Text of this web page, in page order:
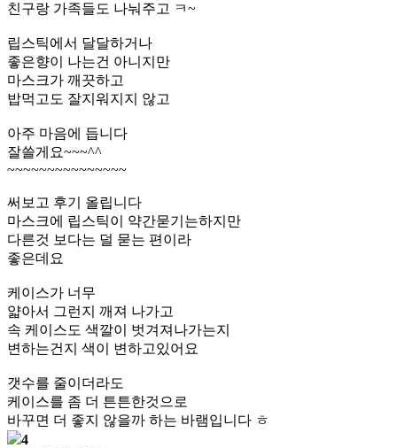
친구랑 가족들도 나눠주고 ㅋ~
립스틱에서 달달하거나
좋은향이 나는건 아니지만
마스크가 깨끗하고
밥먹고도 잘지워지지 않고
아주 마음에 듭니다
잘쓸게요~~~^^
~~~~~~~~~~~~~~~
써보고 후기 올립니다
마스크에 립스틱이 약간묻기는하지만
다른것 보다는 덜 묻는 편이라
좋은데요
케이스가 너무
얇아서 그런지 깨져 나가고
속 케이스도 색깔이 벗겨져나가는지
변하는건지 색이 변하고있어요
갯수를 줄이더라도
케이스를 좀 더 튼튼한것으로
바꾸면 더 좋지 않을까 하는 바램입니다 ㅎ
4